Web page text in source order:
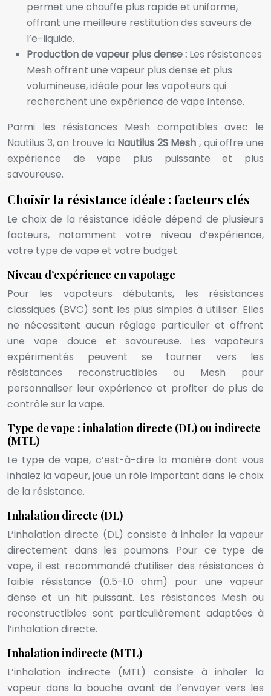
permet une chauffe plus rapide et uniforme,
offrant une meilleure restitution des saveurs de
l’e-liquide.
Production de vapeur plus dense : Les résistances
Mesh offrent une vapeur plus dense et plus
volumineuse, idéale pour les vapoteurs qui
recherchent une expérience de vape intense.
Parmi les résistances Mesh compatibles avec le
Nautilus 3, on trouve la Nautilus 2S Mesh, qui offre une
expérience de vape plus puissante et plus
savoureuse.
Choisir la résistance idéale : facteurs clés
Le choix de la résistance idéale dépend de plusieurs
facteurs, notamment votre niveau d’expérience,
votre type de vape et votre budget.
Niveau d’expérience en vapotage
Pour les vapoteurs débutants, les résistances
classiques (BVC) sont les plus simples à utiliser. Elles
ne nécessitent aucun réglage particulier et offrent
une vape douce et savoureuse. Les vapoteurs
expérimentés peuvent se tourner vers les
résistances reconstructibles ou Mesh pour
personnaliser leur expérience et profiter de plus de
contrôle sur la vape.
Type de vape : inhalation directe (DL) ou indirecte
(MTL)
Le type de vape, c’est-à-dire la manière dont vous
inhalez la vapeur, joue un rôle important dans le choix
de la résistance.
Inhalation directe (DL)
L’inhalation directe (DL) consiste à inhaler la vapeur
directement dans les poumons. Pour ce type de
vape, il est recommandé d’utiliser des résistances à
faible résistance (0.5-1.0 ohm) pour une vapeur
dense et un hit puissant. Les résistances Mesh ou
reconstructibles sont particulièrement adaptées à
l’inhalation directe.
Inhalation indirecte (MTL)
L’inhalation indirecte (MTL) consiste à inhaler la
vapeur dans la bouche avant de l’envoyer vers les